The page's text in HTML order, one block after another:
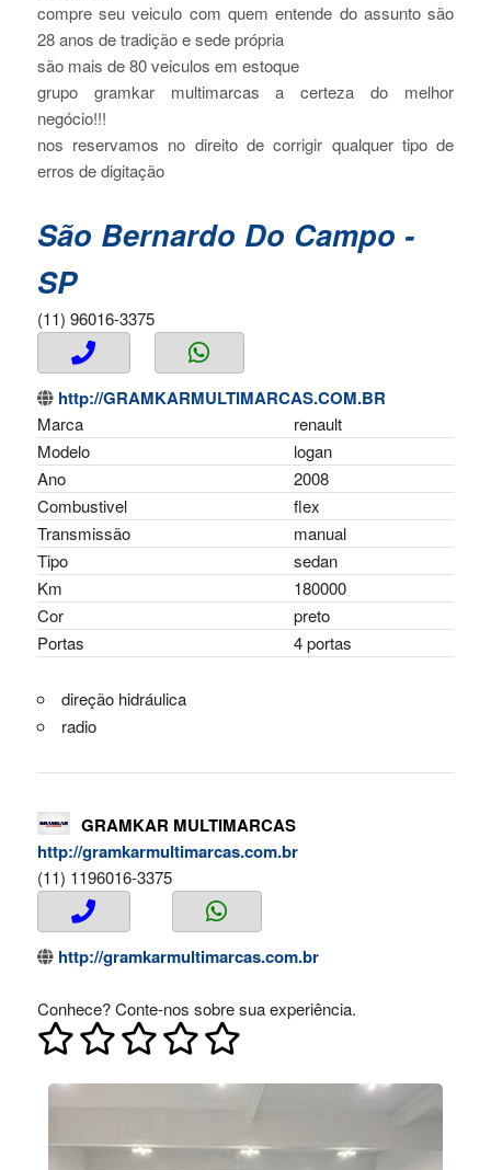
compre seu veiculo com quem entende do assunto são
28 anos de tradição e sede própria
são mais de 80 veiculos em estoque
grupo gramkar multimarcas a certeza do melhor
negócio!!!
nos reservamos no direito de corrigir qualquer tipo de
erros de digitação
São Bernardo Do Campo -
SP
(11) 96016-3375
http://GRAMKARMULTIMARCAS.COM.BR
Marca
renault
Modelo
logan
Ano
2008
Combustivel
flex
Transmissão
manual
Tipo
sedan
Km
180000
Cor
preto
Portas
4 portas
direção hidráulica
radio
GRAMKAR MULTIMARCAS
http://gramkarmultimarcas.com.br
(11) 1196016-3375
http://gramkarmultimarcas.com.br
Conhece? Conte-nos sobre sua experiência.